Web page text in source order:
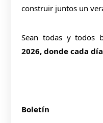
construir juntos un
Sean todas y todos
2026, donde cada
Boletín